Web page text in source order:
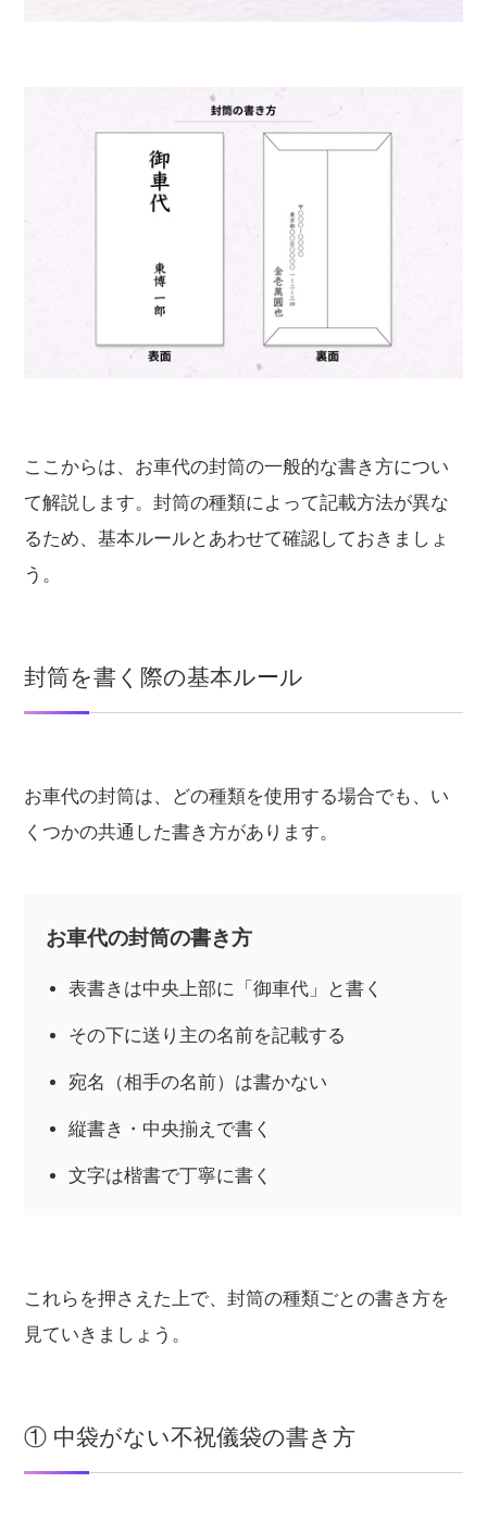
ここからは、お車代の封筒の一般的な書き方につい
て解説します。封筒の種類によって記載方法が異な
るため、基本ルールとあわせて確認しておきましょ
う。
封筒を書く際の基本ルール
お車代の封筒は、どの種類を使用する場合でも、い
くつかの共通した書き方があります。
お車代の封筒の書き方
表書きは中央上部に「御車代」と書く
その下に送り主の名前を記載する
宛名（相手の名前）は書かない
縦書き・中央揃えで書く
文字は楷書で丁寧に書く
これらを押さえた上で、封筒の種類ごとの書き方を
見ていきましょう。
① 中袋がない不祝儀袋の書き方